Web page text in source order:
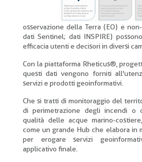
osservazione della Terra (EO) e
dati Sentinel; dati INSPIRE)
efficacia utenti e decisori in diversi
Con la piattaforma Rheticus®,
questi dati vengono forniti
servizi e prodotti geoinformativi.
Che si tratti di monitoraggio del
di perimetrazione degli incendi o
qualità delle acque marino-
come un grande Hub che elabora in
per erogare servizi
applicativo finale.